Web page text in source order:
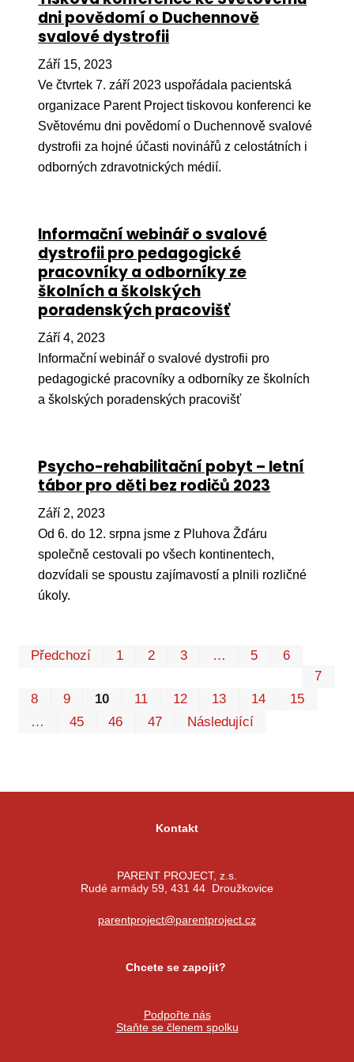
dni povědomí o Duchennově
svalové dystrofii
Září 15, 2023
Ve čtvrtek 7. září 2023 uspořádala pacientská
organizace Parent Project tiskovou konferenci ke
Světovému dni povědomí o Duchennově svalové
dystrofii za hojné účasti novinářů z celostátních i
odborných zdravotnických médií.
Informační webinář o svalové
dystrofii pro pedagogické
pracovníky a odborníky ze
školních a školských
poradenských pracovišť
Září 4, 2023
Informační webinář o svalové dystrofii pro
pedagogické pracovníky a odborníky ze školních
a školských poradenských pracovišť
Psycho-rehabilitační pobyt – letní
tábor pro děti bez rodičů 2023
Září 2, 2023
Od 6. do 12. srpna jsme z Pluhova Žďáru
společně cestovali po všech kontinentech,
dozvídali se spoustu zajímavostí a plnili rozličné
úkoly.
Předchozí 1 2 3 … 5
6
7
8
9 10 11 12 13 14
15
…
45 46 47 Následující
Kontakt
PARENT PROJECT, z.s.
Rudé armády 59, 431 44 Droužkovice
parentproject@parentproject.cz
Chcete se zapojit?
Podpořte nás
Staňte se členem spolku